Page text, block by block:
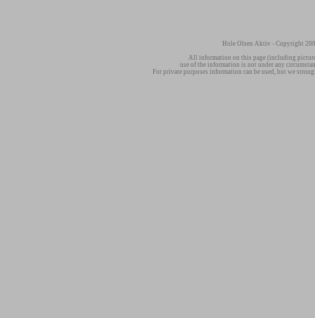
Hole Olsen Aktiv - Copyright
All information on this page (including
use of the information is not under any
For private purposes information can be used, but we